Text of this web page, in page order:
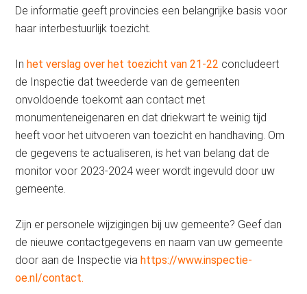
De informatie geeft provincies een belangrijke basis voor
haar interbestuurlijk toezicht.
Inhet verslag over het toezicht van 21-22 concludeert
de Inspectie dat tweederde van de gemeenten
onvoldoende toekomt aan contact met
monumenteneigenaren en dat driekwart te weinig tijd
heeft voor het uitvoeren van toezicht en handhaving. Om
de gegevens te actualiseren, is het van belang dat de
monitor voor 2023-2024 weer wordt ingevuld door uw
gemeente.
Zijn er personele wijzigingen bij uw gemeente? Geef dan
de nieuwe contactgegevens en naam van uw gemeente
door aan de Inspectie viahttps://www.inspectie-
oe.nl/contact.